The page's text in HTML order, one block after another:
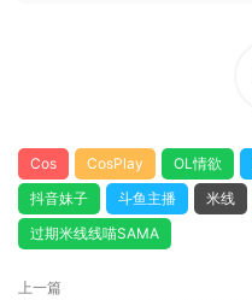
Cos CosPlay OL情欲
抖音妹子
斗鱼主播 米线
过期米线线喵SAMA
上一篇